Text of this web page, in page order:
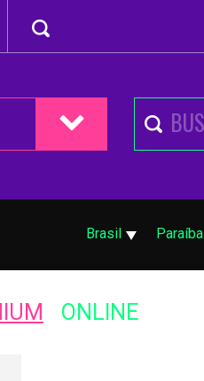
Brasil Paraíba
ONLINE